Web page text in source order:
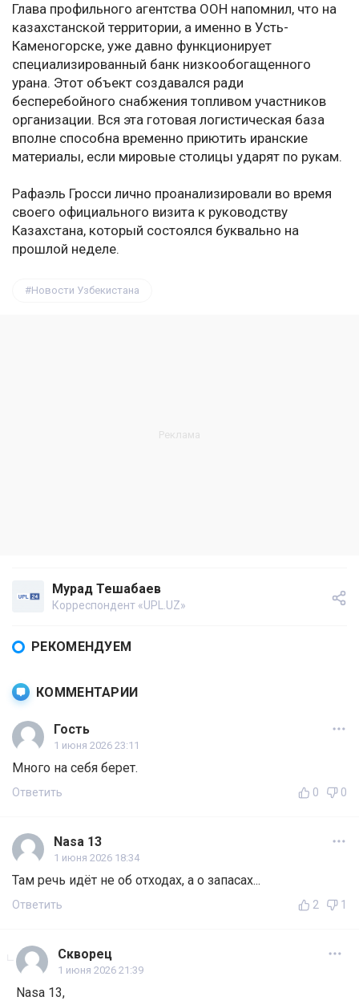
Глава профильного агентства ООН напомнил, что на
казахстанской территории, а именно в Усть-
Каменогорске, уже давно функционирует
специализированный банк низкообогащенного
урана. Этот объект создавался ради
бесперебойного снабжения топливом участников
организации. Вся эта готовая логистическая база
вполне способна временно приютить иранские
материалы, если мировые столицы ударят по рукам.
Рафаэль Гросси лично проанализировали во время
своего официального визита к руководству
Казахстана, который состоялся буквально на
прошлой неделе.
Новости Узбекистана
Мурад Тешабаев
Корреспондент «UPL.UZ»
РЕКОМЕНДУЕМ
КОММЕНТАРИИ
Гость
1 июня 2026 23:11
Много на себя берет.
Ответить 0 0
Nasa 13
1 июня 2026 18:34
Там речь идёт не об отходах, а о запасах...
Ответить 2 1
Скворец
1 июня 2026 21:39
Nasa 13,